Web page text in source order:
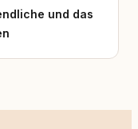
und das